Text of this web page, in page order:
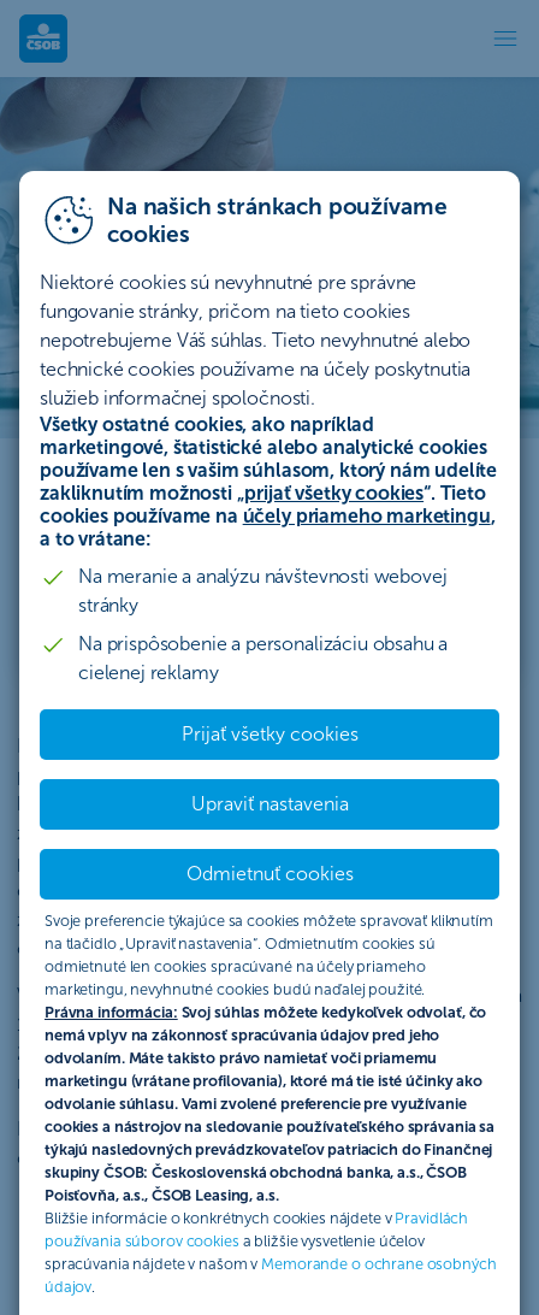
Na našich stránkach používame
cookies
Niektoré cookies sú nevyhnutné pre správne
fungovanie stránky, pričom na tieto cookies
nepotrebujeme Váš súhlas. Tieto nevyhnutné alebo
technické cookies používame na účely poskytnutia
služieb informačnej spoločnosti.
Všetky ostatné cookies, ako napríklad
marketingové, štatistické alebo analytické cookies
používame len s vašim súhlasom, ktorý nám udelíte
zakliknutím možnosti „prijať všetky cookies“. Tieto
cookies používame na účely priameho marketingu,
a to vrátane:
Na meranie a analýzu návštevnosti webovej
stránky
Na prispôsobenie a personalizáciu obsahu a
cielenej reklamy
Prijať všetky cookies
Upraviť nastavenia
Odmietnuť cookies
Svoje preferencie týkajúce sa cookies môžete spravovať kliknutím
na tlačidlo „Upraviť nastavenia“. Odmietnutím cookies sú
odmietnuté len cookies spracúvané na účely priameho
marketingu, nevyhnutné cookies budú naďalej použité.
Právna informácia: Svoj súhlas môžete kedykoľvek odvolať, čo
nemá vplyv na zákonnosť spracúvania údajov pred jeho
odvolaním. Máte takisto právo namietať voči priamemu
marketingu (vrátane profilovania), ktoré má tie isté účinky ako
odvolanie súhlasu. Vami zvolené preferencie pre využívanie
cookies a nástrojov na sledovanie používateľského správania sa
týkajú nasledovných prevádzkovateľov patriacich do Finančnej
skupiny ČSOB: Československá obchodná banka, a.s., ČSOB
Poisťovňa, a.s., ČSOB Leasing, a.s.
Bližšie informácie o konkrétnych cookies nájdete v Pravidlách
používania súborov cookies a bližšie vysvetlenie účelov
spracúvania nájdete v našom v Memorande o ochrane osobných
údajov.
Investičná hra
Investičná hra
Uvažovali ste niekedy nad tým, ako by ste zúročili
svoje financie, keby ste sa mohli vrátiť v čase? My
v ČSOB vám to teraz umožníme.
do minulosti a predstavte si, že vám na cestu
pribalíme virtuálny rozpočet 10 000 eur.
Rok 2012 má za sebou nie veľmi priaznivý štart. Už v januári
prišlo Francúzsko o AAA rating (najvyšší možný rating
krajiny, vyjadrujúci jej spoľahlivosť ako dlžníka) a rating bol
znížený aj ďalším ôsmim krajinám eurozóny. V Európe
panujú obavy z recesie, v Číne sa spomaľuje tempo
ekonomického rastu. Rok 2012 je aj rokom, keď Európa
zachraňuje zadĺžené Grécko, v Sýrii prerastie konflikt do
občianskej vojny a USA čakajú na jeseň prezidentské voľby.
Vy máte k dispozícii 10 000 eur, ktoré môžete investovať na
10 rokov. Skúste svoje peniaze rozložiť tak, aby ste na jar
2022 dosiahli čo najvyšší zisk. Nezabúdajte, investovať
môžete s rôznou mierou rizika.
Pravidelné investovanie si môžete zriadiť jednoducho aj
cezČSOB SmartBanking.
Nízke riziko s potenciálom nižšieho výnosu